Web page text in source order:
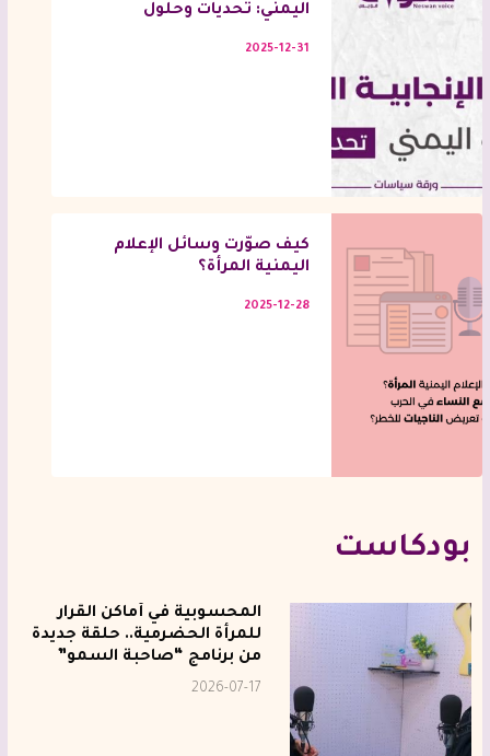
اليمني: تحديات وحلول
2025-12-31
كيف صوّرت وسائل الإعلام
اليمنية المرأة؟
2025-12-28
بودكاست
المحسوبية في أماكن القرار
للمرأة الحضرمية.. حلقة جديدة
من برنامج “صاحبة السمو”
2026-07-17